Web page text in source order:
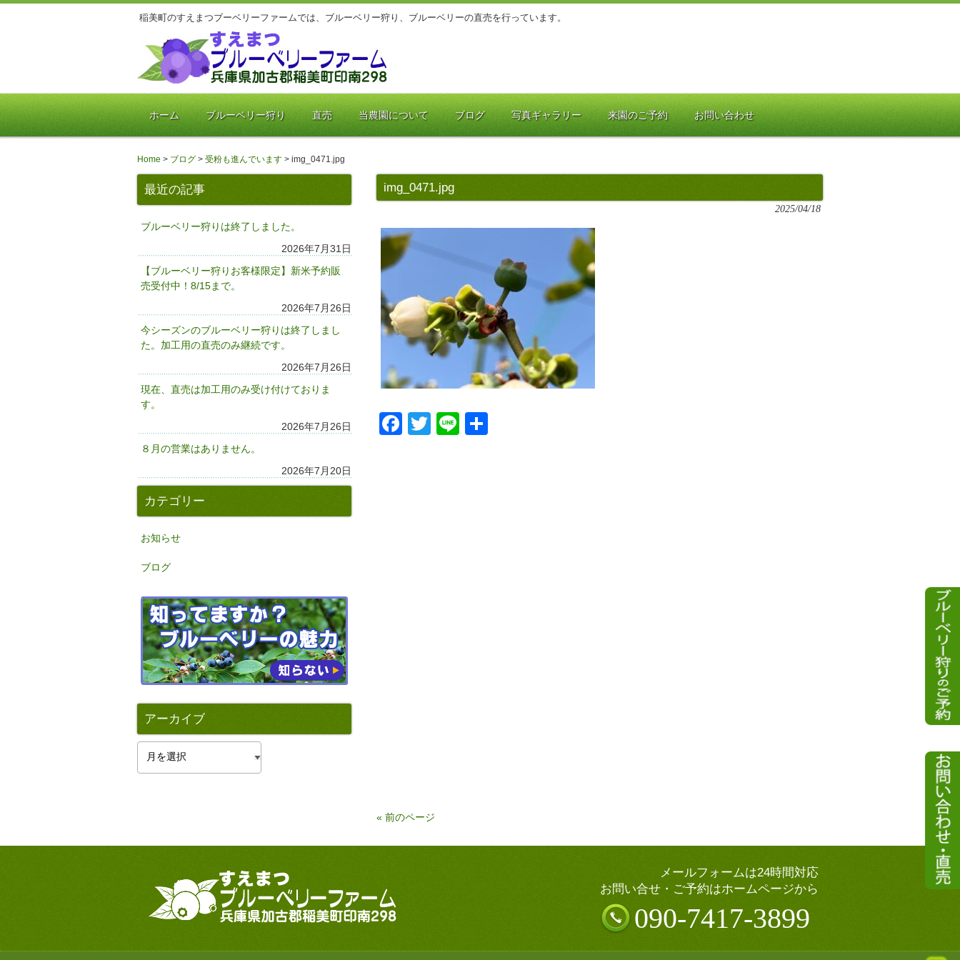
稲美町のすえまつブーベリーファームでは、ブルーベリー狩り、ブルーベリーの直売を行っています。
ホーム ブルーベリー狩り 直売 当農園について ブログ 写真ギャラリー 来園のご予約 お問い合わせ
Home > ブログ > 受粉も進んでいます > img_0471.jpg
img_0471.jpg
2025/04/18
Facebook
Twitter
Line
« 前のページ
最近の記事
ブルーベリー狩りは終了しました。
2026年7月31日
【ブルーベリー狩りお客様限定】新米予約販
売受付中！8/15まで。
2026年7月26日
今シーズンのブルーベリー狩りは終了しまし
た。加工用の直売のみ継続です。
2026年7月26日
現在、直売は加工用のみ受け付けておりま
す。
2026年7月26日
８月の営業はありません。
2026年7月20日
カテゴリー
お知らせ
ブログ
アーカイブ
メールフォームは24時間対応
お問い合せ・ご予約はホームページから
090-7417-3899